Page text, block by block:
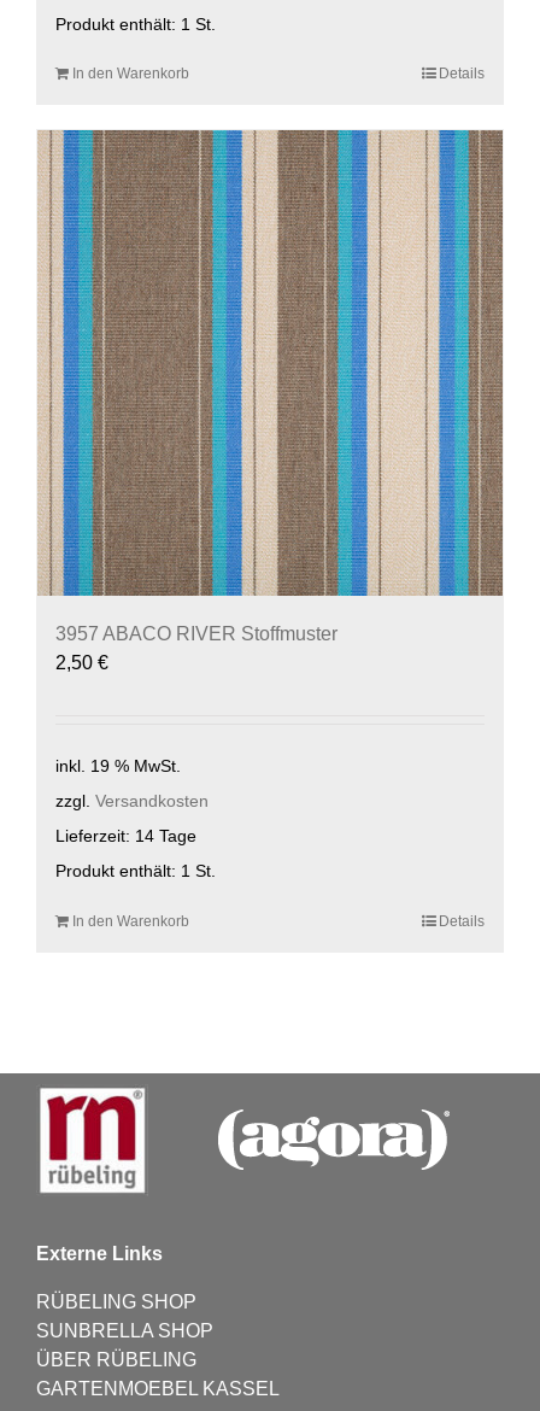
Produkt enthält: 1 St.
In den Warenkorb Details
3957 ABACO RIVER Stoffmuster
2,50 €
inkl. 19 % MwSt.
zzgl. Versandkosten
Lieferzeit: 14 Tage
Produkt enthält: 1 St.
In den Warenkorb Details
Externe Links
RÜBELING SHOP
SUNBRELLA SHOP
ÜBER RÜBELING
GARTENMOEBEL KASSEL